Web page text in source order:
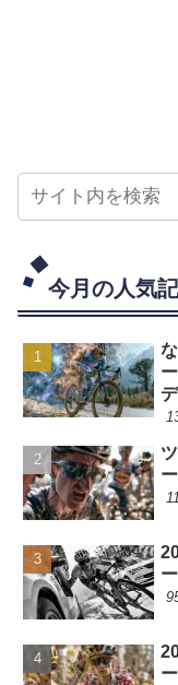
今月の人気